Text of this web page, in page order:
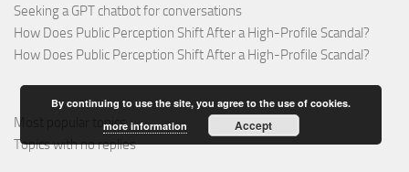
Seeking a GPT chatbot for conversations
How Does Public Perception Shift After a High-Profile Scandal?
How Does Public Perception Shift After a High-Profile Scandal?
Most popular topics
Topics with no replies
By continuing to use the site, you agree to the use of cookies.
more information
Accept